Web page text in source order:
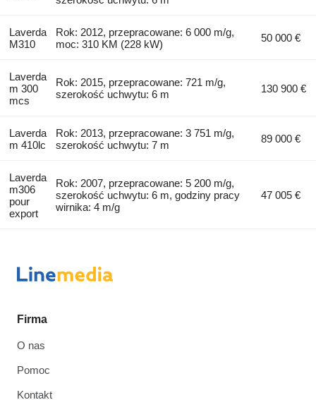
Laverda
M310
Rok: 2012, przepracowane: 6 000 m/g,
moc: 310 KM (228 kW)
50 000 €
Laverda
m 300
mcs
Rok: 2015, przepracowane: 721 m/g,
szerokość uchwytu: 6 m
130 900 €
Laverda
m 410lc
Rok: 2013, przepracowane: 3 751 m/g,
szerokość uchwytu: 7 m
89 000 €
Laverda
m306
pour
export
Rok: 2007, przepracowane: 5 200 m/g,
szerokość uchwytu: 6 m, godziny pracy
wirnika: 4 m/g
47 005 €
Firma
O nas
Pomoc
Kontakt